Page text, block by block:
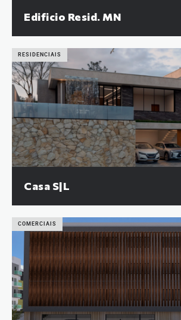
Edificio Resid. MN
RESIDENCIAIS
Casa S|L
COMERCIAIS